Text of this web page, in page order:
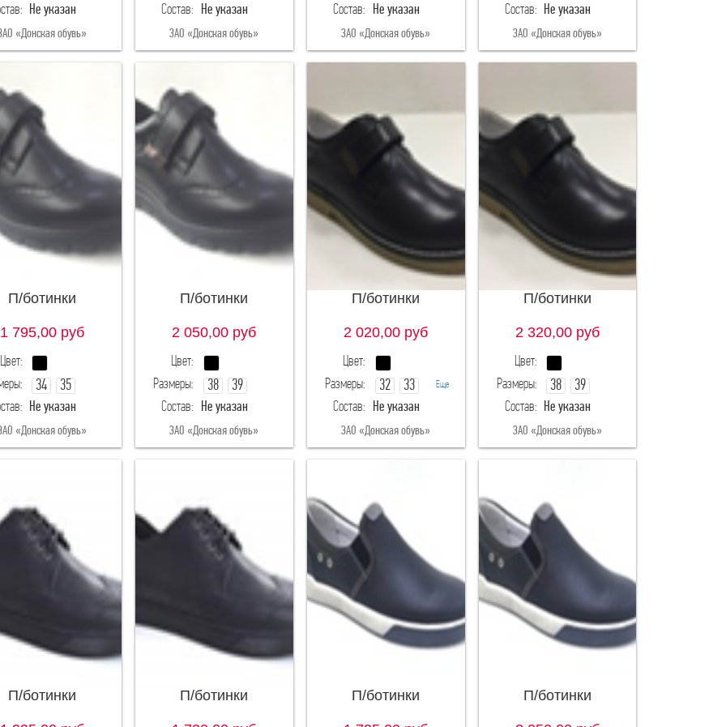
34
35
Не указан
«Донская обувь»
34
35
Состав: Не указан
ЗАО «Донская обувь»
36
Состав: Не указан
ЗАО «Донская обувь»
Состав: Не указан
ЗАО «Донская обувь»
П/ботинки
1 795,00 руб
Цвет:
34
35
36
Не указан
«Донская обувь»
П/ботинки
2 050,00 руб
Цвет:
Размеры:
38 39
Состав: Не указан
ЗАО «Донская обувь»
П/ботинки
2 020,00 руб
Цвет:
Размеры:
32
33
34
35
Еще
Состав: Не указан
ЗАО «Донская обувь»
П/ботинки
2 320,00 руб
Цвет:
Размеры:
38
39
40
Состав: Не указан
ЗАО «Донская обувь»
П/ботинки П/ботинки П/ботинки П/ботинки